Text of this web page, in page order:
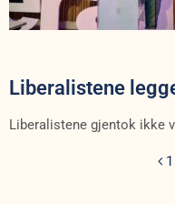
Liberalistene
Liberalistene gjentok ikke
1